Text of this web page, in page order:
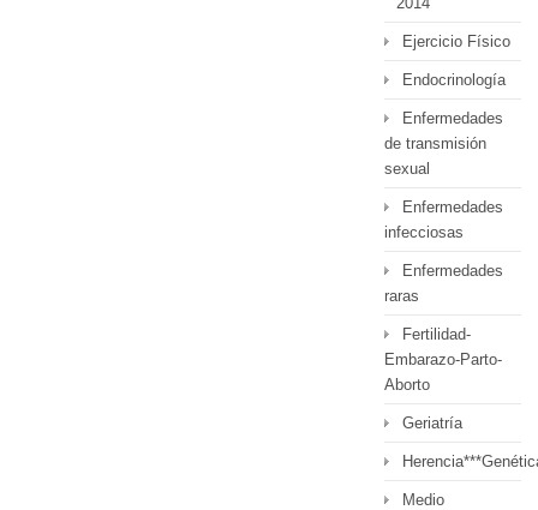
Ejercicio Físico
Endocrinología
Enfermedades
de transmisión
sexual
Enfermedades
infecciosas
Enfermedades
raras
Fertilidad-
Embarazo-Parto-
Aborto
Geriatría
Medio